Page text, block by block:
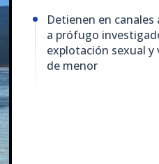
Detienen en canales
a prófugo
explotación sexual y
de menor